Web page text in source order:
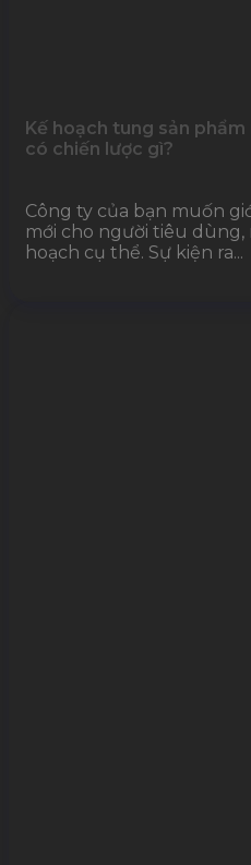
Kế hoạch tung sản
có chiến lược gì?
Công ty của bạn muốn
mới cho người tiêu
hoạch cụ thể. Sự kiện ra...